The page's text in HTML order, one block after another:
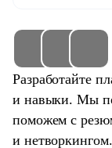
Разработайте
и навыки. Мы
поможем с
и нетворкингом.